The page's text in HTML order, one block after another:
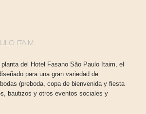
ITAIM
del Hotel Fasano São Paulo Itaim, el
para una gran variedad de
(preboda, copa de bienvenida y fiesta
bautizos y otros eventos sociales y